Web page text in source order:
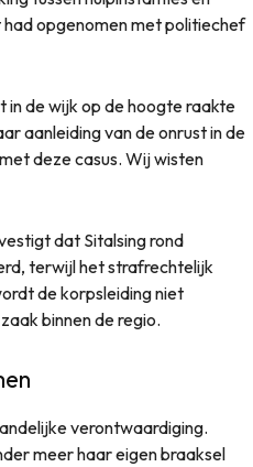
opgenomen met politiechef
in de wijk op de hoogte raakte
aanleiding van de onrust in de
deze casus. Wij wisten
dat Sitalsing rond
terwijl het strafrechtelijk
de korpsleiding niet
binnen de regio.
verontwaardiging.
meer haar eigen braaksel